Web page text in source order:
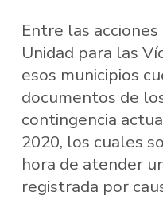
Entre las
Unidad para las
esos municipios
documentos de
contingencia
2020, los cuales
hora de atender
registrada por